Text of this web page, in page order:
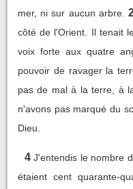
mer, ni sur aucun arbre.
côté de l'Orient. Il tenait
voix forte aux quatre
pouvoir de ravager la
pas de mal à la terre, à
n'avons pas marqué du
Dieu.
4 J'entendis le nombre
étaient cent quarante-